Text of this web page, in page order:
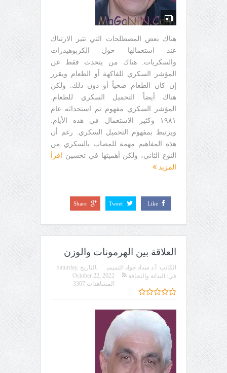
هناك بعض المصطلحات التي تثير الارتباك
عند استعمالها حول الكربوهيدرات
والسكريات. هناك من يتحدث فقط عن
المؤشر السكري للفاكهة أو الطعام ويقرر
إن كان الطعام صحياً أو دون ذلك. ولكن
هناك أيضاً التحميل السكري للطعام.
المؤشر السكري مفهوم تم استحداثه عام
١٩٨١ وكثير الاستعمال في هذه الأيام.
ويرتبط بمفهوم التحميل السكري. رغم أن
هذه المفاهيم مهمة للمصاب بالسكري من
النوع الثاني، ولكن أهميتها في تحسين
اقرأ
المزيد
Like
Tweet
Share
العلاقة بين الهرمونات والوزن
الكاتب: أ.د سداد جواد التميمي التاريخ Saturday,
October 22, 2022
في: البدانة والنحافة
المشاهدات 3307